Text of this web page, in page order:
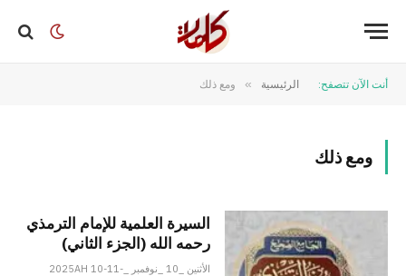
أنت الآن تتصفح: الرئيسية » ومع ذلك
ومع ذلك
السيرة العلمية للإمام الترمذي
رحمه الله (الجزء الثاني)
الأثنين _10 _نوفمبر _2025AH 10-11-